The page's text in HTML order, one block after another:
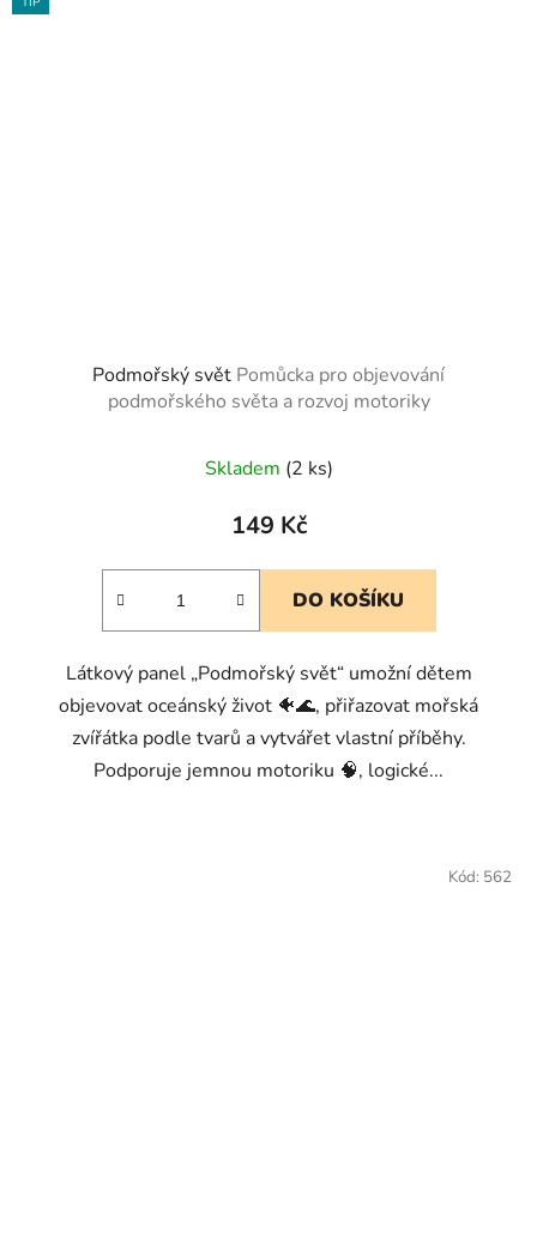
Podmořský svět Pomůcka pro objevování
podmořského světa a rozvoj motoriky
Skladem (2 ks)
149 Kč
DO KOŠÍKU
Látkový panel „Podmořský svět“ umožní dětem
objevovat oceánský život 🐠🌊, přiřazovat mořská
zvířátka podle tvarů a vytvářet vlastní příběhy.
Podporuje jemnou motoriku 🧠, logické...
Kód: 562